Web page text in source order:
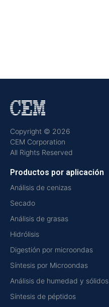
Copyright © 2026
CEM Corporation
All Rights Reserved
Productos por aplicación
Análisis de cenizas
Secado
Análisis de grasas
Hidrólisis
Digestión por microondas
Síntesis por Microondas
Análisis de humedad y sólidos
Síntesis de péptidos